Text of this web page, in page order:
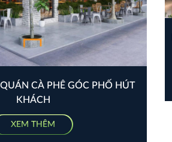
CÀ PHÊ GÓC PHỐ HÚT
KHÁCH
XEM THÊM